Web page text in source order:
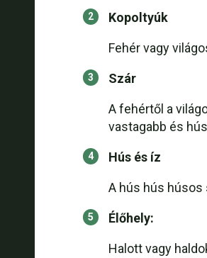
Pleurotus eryngii
Kopoltyúk
Fehér vagy
Szár
A fehértől a
vastagabb és
Hús és íz
A hús hús
Élőhely:
Halott vagy